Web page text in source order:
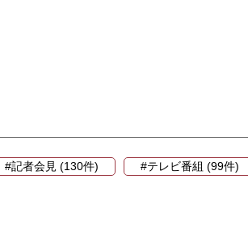
#記者会見 (130件) #テレビ番組 (99件)